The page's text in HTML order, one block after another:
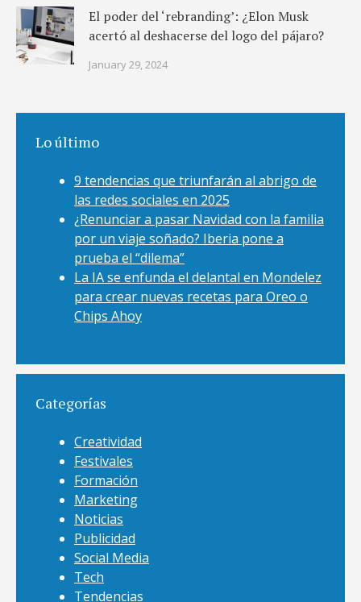
El poder del ‘rebranding’: ¿Elon Musk
acertó al deshacerse del logo del pájaro?
January 29, 2024
Lo último
9 tendencias que triunfarán al abrigo de
las redes sociales en 2025
¿Renunciar a pasar Navidad con la familia
por un viaje soñado? Iberia pone a
prueba el “dilema”
La IA se enfunda el delantal en Mondelez
para crear nuevas recetas para Oreo o
Chips Ahoy
Categorías
Creatividad
Festivales
Formación
Marketing
Noticias
Publicidad
Social Media
Tech
Tendencias